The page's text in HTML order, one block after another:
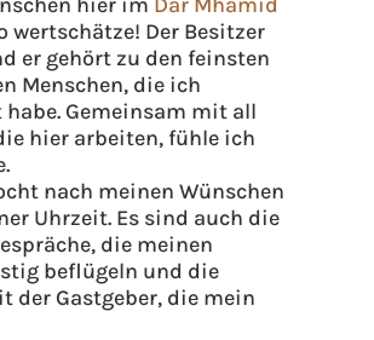
wertschätze! Der Besitzer
er gehört zu den feinsten
Menschen, die ich
Gemeinsam mit all
hier arbeiten, fühle ich
nach meinen Wünschen
Uhrzeit. Es sind auch die
die meinen
beflügeln und die
der Gastgeber, die mein